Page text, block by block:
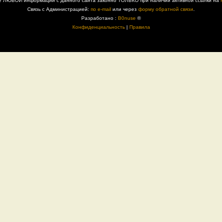
Связь с Администрацией: по e-mail или через форму обратной связи
Разработано : B0nuse ®
Конфиденциальность| Правила